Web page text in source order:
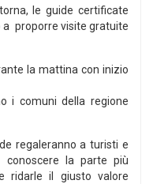
le guide certificate
proporre visite gratuite
la mattina con inizio
i comuni della regione
regaleranno a turisti e
conoscere la parte più
ridarle il giusto valore